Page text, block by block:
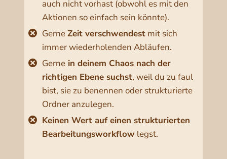
auch nicht vorhast (obwohl es mit den
Aktionen so einfach sein könnte).
GerneZeit verschwendest mit sich
immer wiederholenden Abläufen.
Gerne in deinem Chaos nach der
richtigen Ebene suchst, weil du zu faul
bist, sie zu benennen oder strukturierte
Ordner anzulegen.
Keinen Wert auf einen strukturierten
Bearbeitungsworkflow legst.